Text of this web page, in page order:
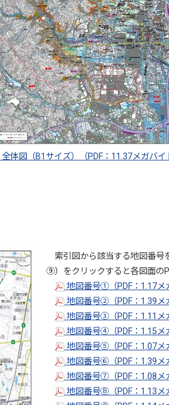
体図（B1サイズ）（PDF：11.37メガバ
索引図から該当する地図番号
⑨）をクリックすると各図面の
地図番号①（PDF：1.17
地図番号②（PDF：1.39
地図番号③（PDF：1.11
地図番号④（PDF：1.15
地図番号⑤（PDF：1.07
地図番号⑥（PDF：1.39
地図番号⑦（PDF：1.08
地図番号⑧（PDF：1.13